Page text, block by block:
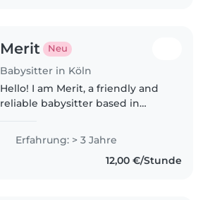
Merit Neu
Babysitter in Köln
Hello! I am Merit, a friendly and
reliable babysitter based in
children and helping families.
thank you.
Erfahrung: > 3 Jahre
12,00 €/Stunde